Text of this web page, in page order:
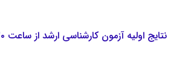
نتایج اولیه آزمون کارشناسی ارشد از ساعت ۲۰ فردا